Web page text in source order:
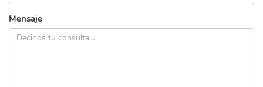
Mensaje